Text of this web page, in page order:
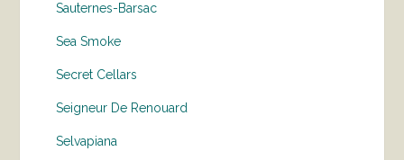
Sauternes-Barsac
Sea Smoke
Secret Cellars
Seigneur De Renouard
Selvapiana